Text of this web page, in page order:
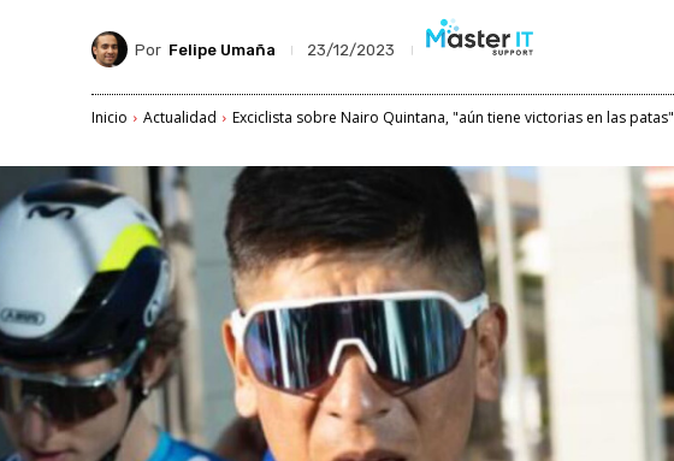
Por Felipe Umaña 23/12/2023
Inicio Actualidad Exciclista sobre Nairo Quintana, "aún tiene victorias en las patas"